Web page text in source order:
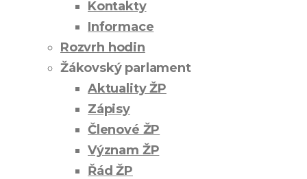
Kontakty
Informace
Rozvrh hodin
Žákovský parlament
Aktuality ŽP
Zápisy
Členové ŽP
Význam ŽP
Řád ŽP